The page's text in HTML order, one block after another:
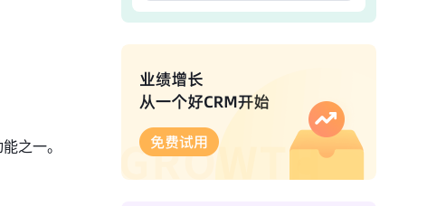
之一。